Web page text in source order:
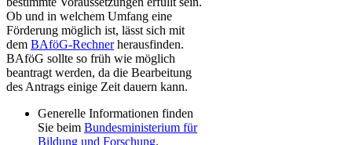
Ob und in welchem Umfang eine
Förderung möglich ist, lässt sich mit
dem BAföG-Rechner​herausfinden.
BAföG sollte so früh wie möglich
beantragt werden, da die Bearbeitung
des Antrags einige Zeit dauern kann.
Generelle Informationen finden
Sie beim Bundesministerium für
Bildung und Forschung.